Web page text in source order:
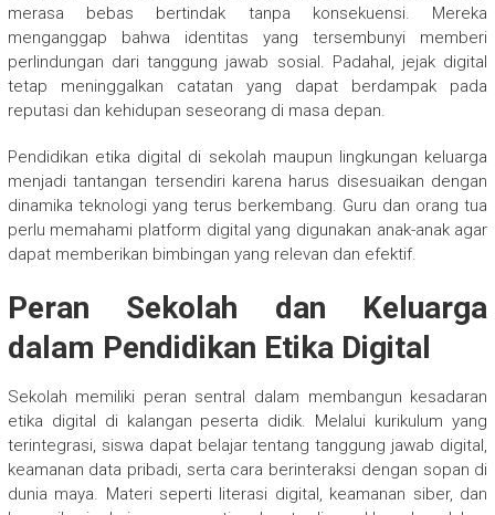
merasa bebas bertindak tanpa konsekuensi. Mereka
menganggap bahwa identitas yang tersembunyi memberi
perlindungan dari tanggung jawab sosial. Padahal, jejak digital
tetap meninggalkan catatan yang dapat berdampak pada
reputasi dan kehidupan seseorang di masa depan.
Pendidikan etika digital di sekolah maupun lingkungan keluarga
menjadi tantangan tersendiri karena harus disesuaikan dengan
dinamika teknologi yang terus berkembang. Guru dan orang tua
perlu memahami platform digital yang digunakan anak-anak agar
dapat memberikan bimbingan yang relevan dan efektif.
Peran Sekolah dan Keluarga
dalam Pendidikan Etika Digital
Sekolah memiliki peran sentral dalam membangun kesadaran
etika digital di kalangan peserta didik. Melalui kurikulum yang
terintegrasi, siswa dapat belajar tentang tanggung jawab digital,
keamanan data pribadi, serta cara berinteraksi dengan sopan di
dunia maya. Materi seperti literasi digital, keamanan siber, dan